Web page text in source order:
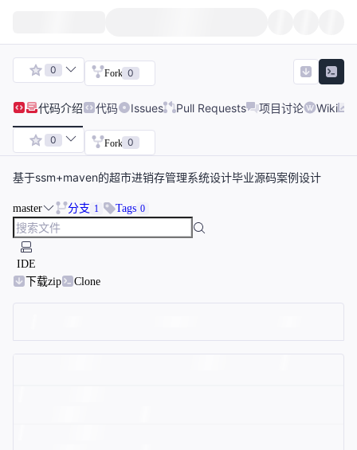
0 Fork 0
代码介绍 代码 Issues Pull Requests 项目讨论 Wiki
0 Fork 0
基于ssm+maven的超市进销存管理系统设计毕业源码案例设计
master 分支 1 Tags 0
IDE
下载zip
Clone